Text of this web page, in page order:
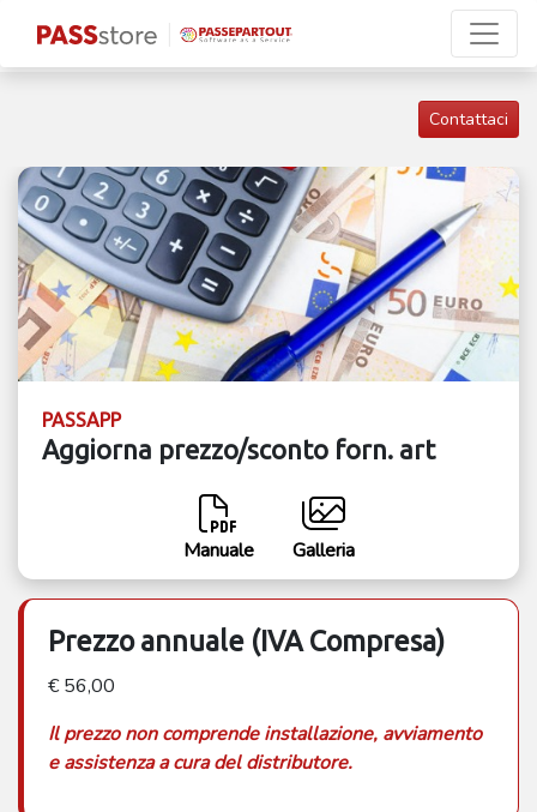
Contattaci
PASSAPP
Aggiorna prezzo/sconto forn. art
Manuale Galleria
Prezzo annuale (IVA Compresa)
€ 56,00
Il prezzo non comprende installazione, avviamento
e assistenza a cura del distributore.